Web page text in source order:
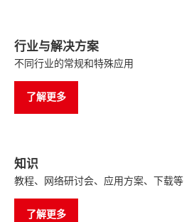
行业与解决方案
不同行业的常规和特殊应用
了解更多
知识
教程、网络研讨会、应用方案、下载等
了解更多